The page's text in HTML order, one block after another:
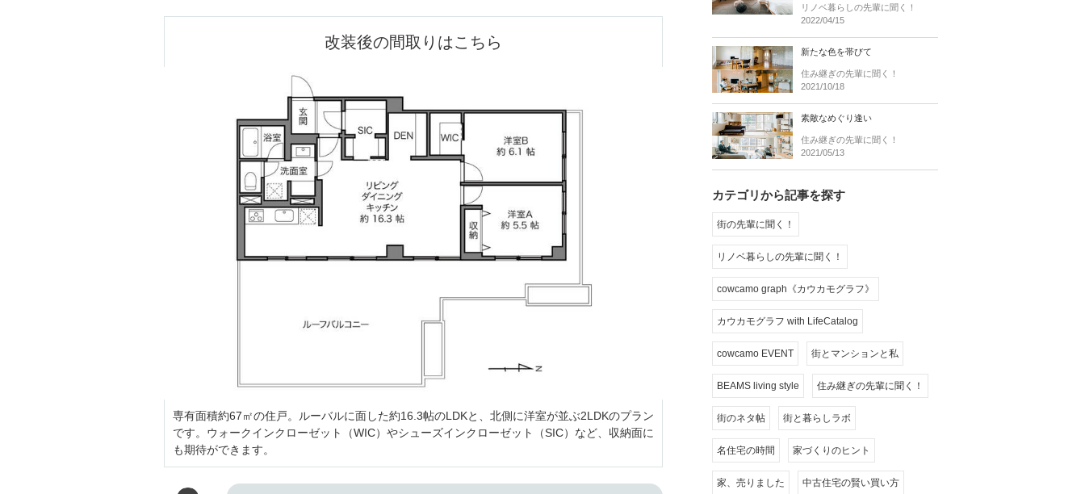
改装後の間取りはこちら
専有面積約67㎡の住戸。ルーバルに面した約16.3帖のLDKと、北側に洋室が並ぶ2LDKのプラン
です。ウォークインクローゼット（WIC）やシューズインクローゼット（SIC）など、収納面に
も期待ができます。
リノベ暮らしの先輩に聞く！
2022/04/15
新たな色を帯びて
住み継ぎの先輩に聞く！
2021/10/18
素敵なめぐり逢い
住み継ぎの先輩に聞く！
2021/05/13
カテゴリから記事を探す
街の先輩に聞く！
リノベ暮らしの先輩に聞く！
cowcamo graph《カウカモグラフ》
カウカモグラフ with LifeCatalog
cowcamo EVENT 街とマンションと私
BEAMS living style 住み継ぎの先輩に聞く！
街のネタ帖 街と暮らしラボ
名住宅の時間 家づくりのヒント
家、売りました 中古住宅の賢い買い方